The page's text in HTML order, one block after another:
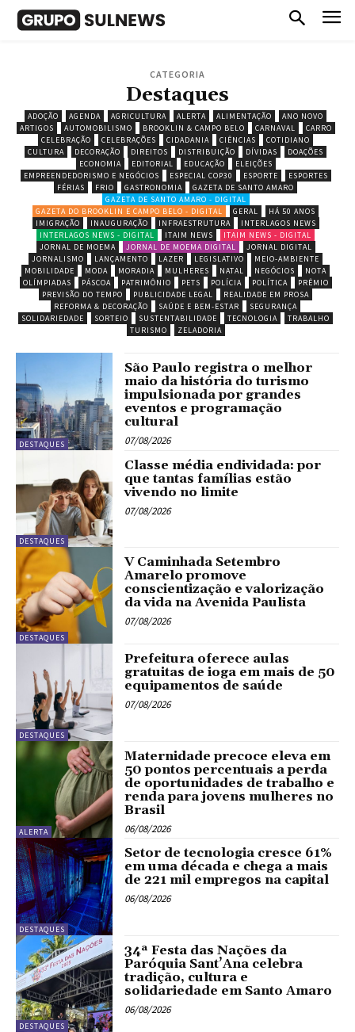
CATEGORIA
Destaques
ADOÇÃO AGENDA AGRICULTURA ALERTA ALIMENTAÇÃO
ANO NOVO
ARTIGOS
AUTOMOBILISMO BROOKLIN & CAMPO BELO CARNAVAL
CARRO
CELEBRAÇÃO
CELEBRAÇÕES CIDADANIA CIÊNCIAS
COTIDIANO
CULTURA
DECORAÇÃO DIREITOS DISTRIBUIÇÃO DÍVIDAS
DOAÇÕES
ECONOMIA
EDITORIAL EDUCAÇÃO
ELEIÇÕES
EMPREENDEDORISMO E NEGÓCIOS
ESPECIAL COP30 ESPORTE
ESPORTES
FÉRIAS
FRIO GASTRONOMIA
GAZETA DE SANTO AMARO
GAZETA DE SANTO AMARO - DIGITAL
GAZETA DO BROOKLIN E CAMPO BELO - DIGITAL
GERAL
HÁ 50 ANOS
IMIGRAÇÃO
INAUGURAÇÃO INFRAESTRUTURA
INTERLAGOS NEWS
INTERLAGOS NEWS - DIGITAL
ITAIM NEWS
ITAIM NEWS - DIGITAL
JORNAL DE MOEMA
JORNAL DE MOEMA DIGITAL
JORNAL DIGITAL
JORNALISMO
LANÇAMENTO LAZER LEGISLATIVO
MEIO-AMBIENTE
MOBILIDADE
MODA MORADIA MULHERES NATAL NEGÓCIOS
NOTA
OLÍMPIADAS
PÁSCOA PATRIMÔNIO PETS POLÍCIA POLÍTICA
PRÊMIO
PREVISÃO DO TEMPO
PUBLICIDADE LEGAL
REALIDADE EM PROSA
REFORMA & DECORAÇÃO
SAÚDE E BEM-ESTAR
SEGURANÇA
SOLIDARIEDADE
SORTEIO SUSTENTABILIDADE TECNOLOGIA
TRABALHO
TURISMO
ZELADORIA
DESTAQUES
São Paulo registra o melhor
maio da história do turismo
impulsionada por grandes
eventos e programação
cultural
07/08/2026
DESTAQUES
Classe média endividada: por
que tantas famílias estão
vivendo no limite
07/08/2026
DESTAQUES
V Caminhada Setembro
Amarelo promove
conscientização e valorização
da vida na Avenida Paulista
07/08/2026
DESTAQUES
Prefeitura oferece aulas
gratuitas de ioga em mais de 50
equipamentos de saúde
07/08/2026
ALERTA
Maternidade precoce eleva em
50 pontos percentuais a perda
de oportunidades de trabalho e
renda para jovens mulheres no
Brasil
06/08/2026
DESTAQUES
Setor de tecnologia cresce 61%
em uma década e chega a mais
de 221 mil empregos na capital
06/08/2026
DESTAQUES
34ª Festa das Nações da
Paróquia Sant’Ana celebra
tradição, cultura e
solidariedade em Santo Amaro
06/08/2026